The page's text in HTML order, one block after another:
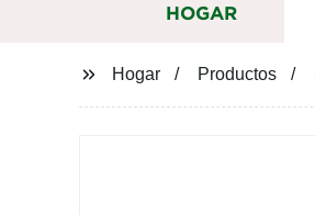
HOGAR
Hogar Productos